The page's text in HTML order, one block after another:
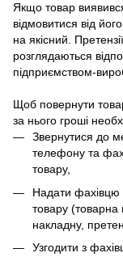
Якщо товар
відмовитися від
на якісний.
розглядаються
підприємством-
Щоб повернути
за нього гроші
Звернутися до
телефону та
товару,
Надати фахівцю
товару (товарна
накладну,
Узгодити з